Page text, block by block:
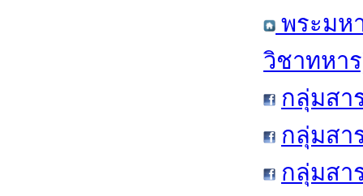
พระมห
วิชาทหา
กลุ่มสา
กลุ่มสา
กลุ่มสา